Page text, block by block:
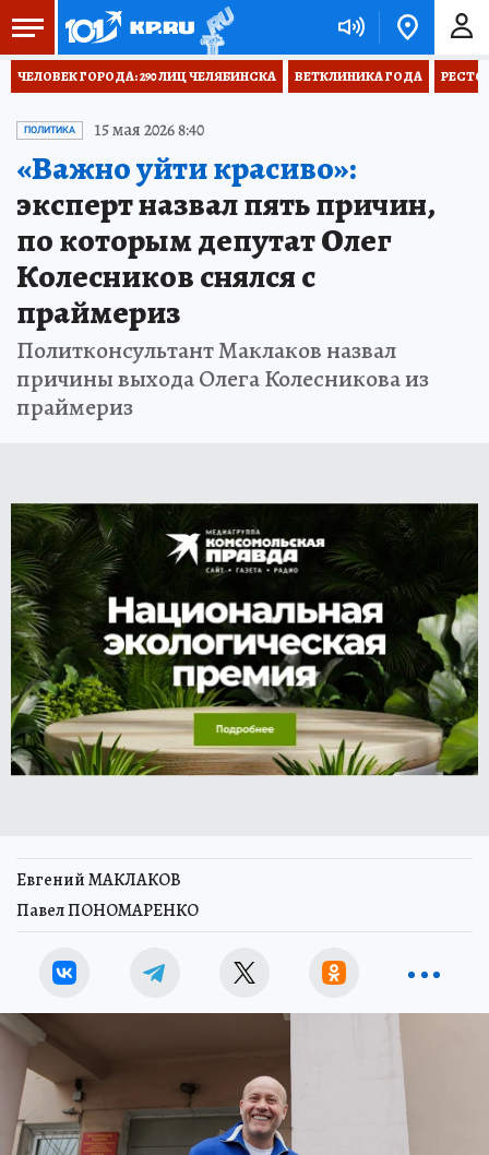
ЧЕЛОВЕК ГОРОДА: 290 ЛИЦ ЧЕЛЯБИНСКА ВЕТКЛИНИКА ГОДА
ПОЛИТИКА 15 мая 2026 8:40
«Важно уйти красиво»:
эксперт назвал пять причин,
по которым депутат Олег
Колесников снялся с
праймериз
Политконсультант Маклаков назвал
причины выхода Олега Колесникова из
праймериз
Евгений МАКЛАКОВ
Павел ПОНОМАРЕНКО